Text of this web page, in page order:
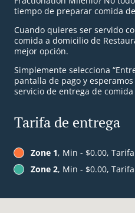
tiempo de preparar comida
Cuando quieres ser servido
comida a domicilio de
mejor opción.
Simplemente selecciona
pantalla de pago y
servicio de entrega de
Tarifa de entrega
Zone 1, Min - $0.00,
Zone 2, Min - $0.00,